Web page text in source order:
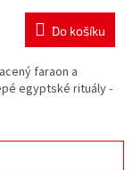
Do košíku
faraon a
egyptské rituály -